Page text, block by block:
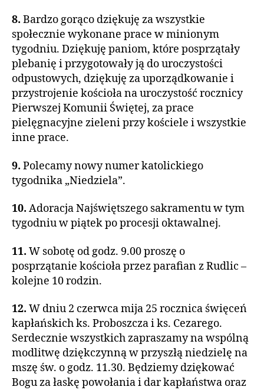
8. Bardzo gorąco dziękuję za wszystkie
społecznie wykonane prace w minionym
tygodniu. Dziękuję paniom, które posprzątały
plebanię i przygotowały ją do uroczystości
odpustowych, dziękuję za uporządkowanie i
przystrojenie kościoła na uroczystość rocznicy
Pierwszej Komunii Świętej, za prace
pielęgnacyjne zieleni przy kościele i wszystkie
inne prace.
9. Polecamy nowy numer katolickiego
tygodnika „Niedziela”.
10. Adoracja Najświętszego sakramentu w tym
tygodniu w piątek po procesji oktawalnej.
11. W sobotę od godz. 9.00 proszę o
posprzątanie kościoła przez parafian z Rudlic –
kolejne 10 rodzin.
12. W dniu 2 czerwca mija 25 rocznica święceń
kapłańskich ks. Proboszcza i ks. Cezarego.
Serdecznie wszystkich zapraszamy na wspólną
modlitwę dziękczynną w przyszłą niedzielę na
mszę św. o godz. 11.30. Będziemy dziękować
Bogu za łaskę powołania i dar kapłaństwa oraz